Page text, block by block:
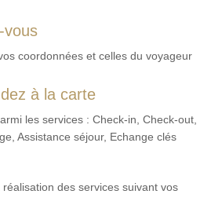
vous
coordonnées et celles du voyageur
à la carte
les services : Check-in, Check-out,
Assistance séjour, Echange clés
des services suivant vos